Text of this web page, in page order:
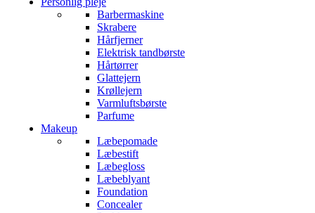
Barbermaskine
Skrabere
Hårfjerner
Elektrisk tandbørste
Hårtørrer
Glattejern
Krøllejern
Varmluftsbørste
Parfume
Makeup
Læbepomade
Læbestift
Læbegloss
Læbeblyant
Foundation
Concealer